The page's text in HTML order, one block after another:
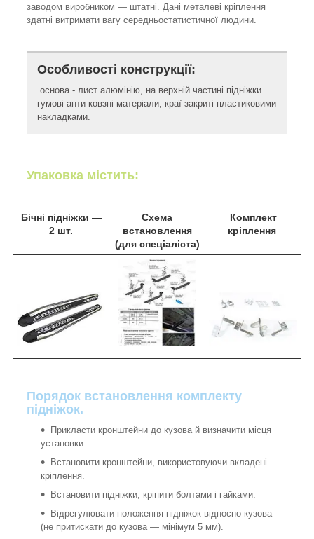
заводом виробником ― штатні. Дані металеві кріплення
здатні витримати вагу середньостатистичної людини.
Особливості конструкції:
основа - лист алюмінію, на верхній частині підніжки
гумові анти ковзні матеріали, краї закриті пластиковими
накладками.
Упаковка містить:
Бічні підніжки ―
2 шт.
Схема
встановлення
(для спеціаліста)
Комплект
кріплення
Порядок встановлення комплекту
підніжок.
Прикласти кронштейни до кузова й визначити місця
установки.
Встановити кронштейни, використовуючи вкладені
кріплення.
Встановити підніжки, кріпити болтами і гайками.
Відрегулювати положення підніжок відносно кузова
(не притискати до кузова ― мінімум 5 мм).